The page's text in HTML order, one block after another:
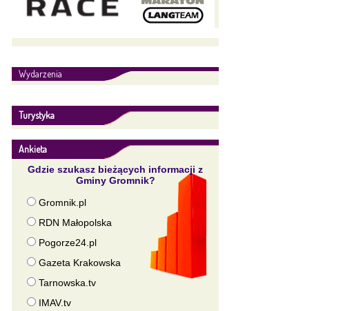
Wydarzenia
Turystyka
Ankieta
Gdzie szukasz bieżących informacji z
Gminy Gromnik?
Gromnik.pl
RDN Małopolska
Pogorze24.pl
Gazeta Krakowska
Tarnowska.tv
IMAV.tv